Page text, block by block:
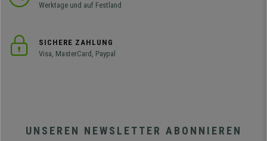
Werktage und auf Festland
SICHERE ZAHLUNG
Visa, MasterCard, Paypal
UNSEREN NEWSLETTER ABONNIEREN